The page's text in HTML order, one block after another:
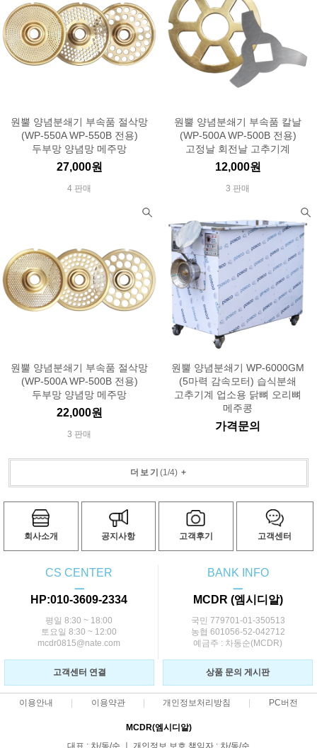
원뿔 양념분쇄기 부속품 절삭망
(WP-550A WP-550B 전용)
두부망 양념망 메주망
27,000원
4 판매
원뿔 양념분쇄기 부속품 칼날
(WP-500A WP-500B 전용)
고정날 회전날 고추기계
12,000원
3 판매
원뿔 양념분쇄기 부속품 절삭망
(WP-500A WP-500B 전용)
두부망 양념망 메주망
22,000원
3 판매
원뿔 양념분쇄기 WP-6000GM
(5마력 감속모터) 습식분쇄
고추기계 업소용 닭뼈 오리뼈
메주콩
가격문의
더보기 (1/4)+
회사소개 공지사항 고객후기 고객센터
CS CENTER
ㅡ
HP:010-3609-2334
평일 8:30 ~ 18:00
토요일 8:30 ~ 12:00
mcdr0815@nate.com
BANK INFO
ㅡ
MCDR (엠시디알)
국민 779701-01-350513
농협 601056-52-042712
예금주 : 차동순(MCDR)
고객센터 연결 상품 문의 게시판
이용안내 이용약관 개인정보처리방침 PC버전
MCDR(엠시디알)
대표 : 차/동/순 ㅣ 개인정보 보호 책임자 : 차/동/순